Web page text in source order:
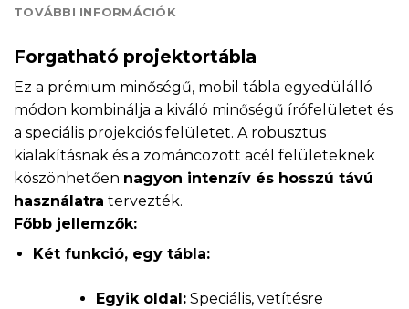
TOVÁBBI INFORMÁCIÓK
Forgatható projektortábla
Ez a prémium minőségű, mobil tábla egyedülálló
módon kombinálja a kiváló minőségű írófelületet és
a speciális projekciós felületet. A robusztus
kialakításnak és a zománcozott acél felületeknek
köszönhetően nagyon intenzív és hosszú távú
használatra tervezték.
Főbb jellemzők:
Két funkció, egy tábla:
Egyik oldal:Speciális, vetítésre